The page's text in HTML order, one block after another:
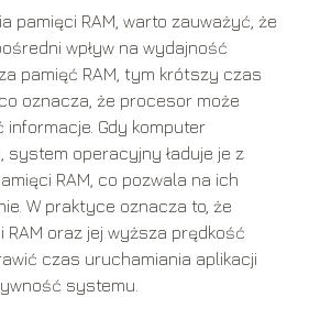
pamięci RAM, warto zauważyć, że
wpływ na wydajność
pamięć RAM, tym krótszy czas
oznacza, że procesor może
Gdy komputer
system operacyjny ładuje je z
RAM, co pozwala na ich
W praktyce oznacza to, że
RAM oraz jej wyższa prędkość
czas uruchamiania aplikacji
systemu.